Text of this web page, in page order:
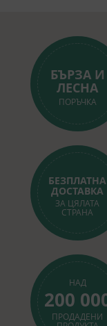
БЪРЗА И
ЛЕСНА
ПОРЪЧКА
БЕЗПЛАТНА
ДОСТАВКА
ЗА ЦЯЛАТА
СТРАНА
НАД
200
ПРОДАДЕНИ